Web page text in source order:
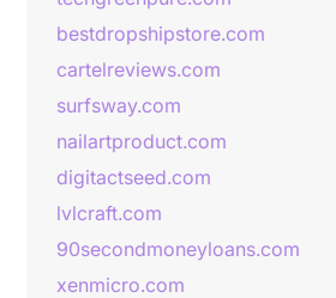
bestdropshipstore.com
cartelreviews.com
surfsway.com
nailartproduct.com
digitactseed.com
lvlcraft.com
90secondmoneyloans.com
xenmicro.com